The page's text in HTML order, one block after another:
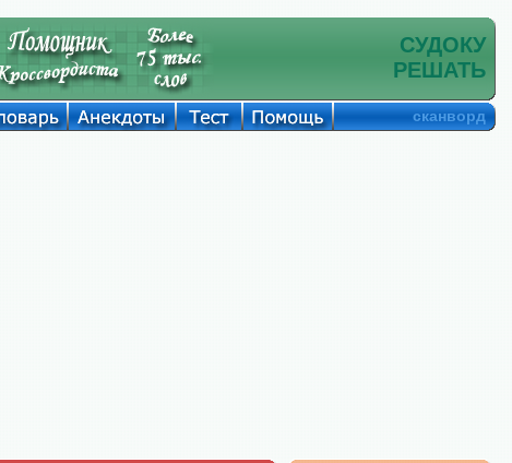
СУДОКУ
РЕШАТЬ
сканворд